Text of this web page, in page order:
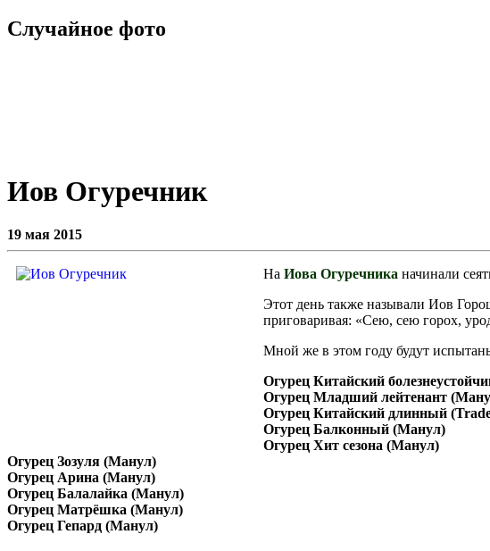
Случайное фото
Иов Огуречник
19 мая 2015
На Иова Огуречника начинали
Этот день также называли Иов
приговаривая: «Сею, сею горох,
Мной же в этом году будут
Огурец Китайский
Огурец Младший лейтенант
Огурец Китайский длинный
Огурец Балконный (Манул)
Огурец Хит сезона (Манул)
Огурец Зозуля (Манул)
Огурец Арина (Манул)
Огурец Балалайка (Манул)
Огурец Матрёшка (Манул)
Огурец Гепард (Манул)